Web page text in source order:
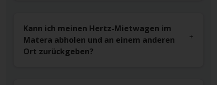
Kann ich meinen Hertz-Mietwagen im
Matera abholen und an einem anderen
Ort zurückgeben?